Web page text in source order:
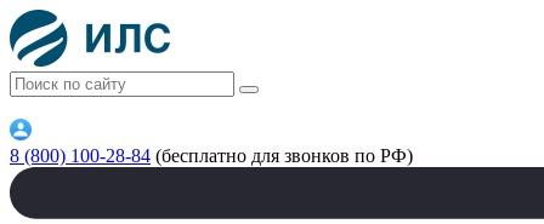
8 (800) 100-28-84 (бесплатно для звонков по РФ)